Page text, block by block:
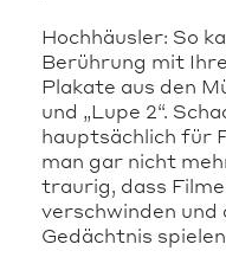
Hochhäusler: So
Berührung mit
Plakate aus den
und „Lupe 2“.
hauptsächlich für
man gar nicht
traurig, dass
verschwinden
Gedächtnis